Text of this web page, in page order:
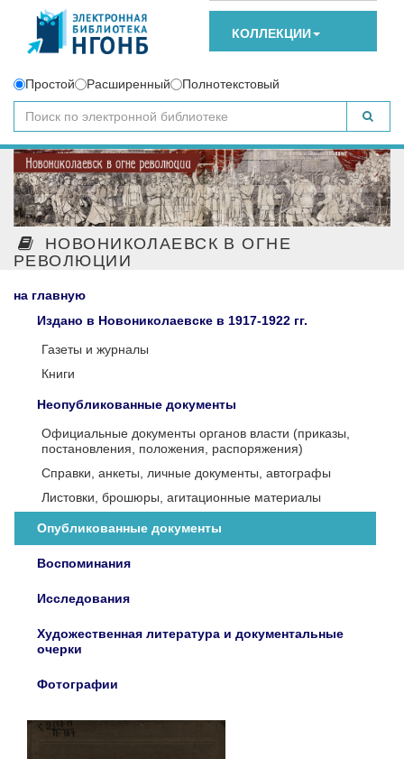
КОЛЛЕКЦИИ
Простой Расширенный Полнотекстовый
НОВОНИКОЛАЕВСК В ОГНЕ
РЕВОЛЮЦИИ
на главную
Издано в Новониколаевске в 1917-1922 гг.
Газеты и журналы
Книги
Неопубликованные документы
Официальные документы органов власти (приказы,
постановления, положения, распоряжения)
Справки, анкеты, личные документы, автографы
Листовки, брошюры, агитационные материалы
Опубликованные документы
Воспоминания
Исследования
Художественная литература и документальные
очерки
Фотографии